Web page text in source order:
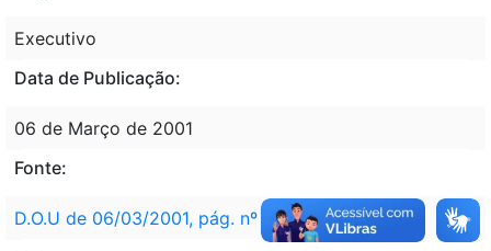
Executivo
Data de Publicação:
06 de Março de 2001
Fonte:
D.O.U de 06/03/2001, pág. nº 4